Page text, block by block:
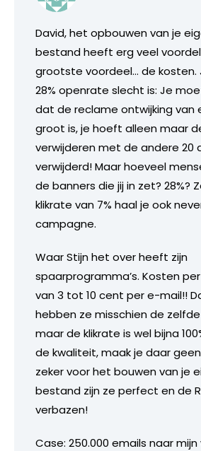
David, het opbouwen van je
bestand heeft erg veel
grootste voordeel… de kosten.
28% openrate slecht is: Je
dat de reclame ontwijking van
groot is, je hoeft alleen maar
verwijderen met de andere 20
verwijderd! Maar hoeveel
de banners die jij in zet? 28%?
klikrate van 7% haal je ook
campagne.
Waar Stijn het over heeft zijn
spaarprogramma’s. Kosten
van 3 tot 10 cent per e-mail!!
hebben ze misschien de
maar de klikrate is wel bijna
de kwaliteit, maak je daar
zeker voor het bouwen van je
bestand zijn ze perfect en de
verbazen!
Case: 250.000 emails naar